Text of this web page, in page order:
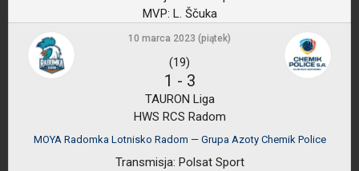
MVP: L. Ščuka
10 marca 2023 (piątek)
(19)
1 - 3
TAURON Liga
HWS RCS Radom
MOYA Radomka Lotnisko Radom — Grupa Azoty Chemik Police
Transmisja: Polsat Sport